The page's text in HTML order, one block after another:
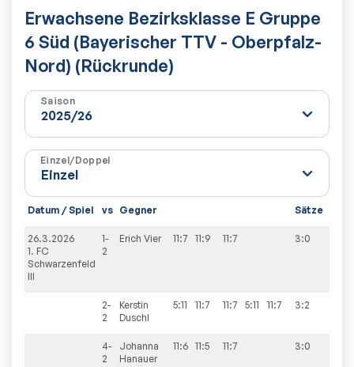
Erwachsene Bezirksklasse E Gruppe
6 Süd (Bayerischer TTV - Oberpfalz-
Nord) (Rückrunde)
Saison
Einzel/Doppel
Datum / Spiel vs Gegner Sätze
26.3.2026
1. FC
Schwarzenfeld
III
1-
2
Erich Vier 11:7 11:9 11:7 3:0
2-
2
Kerstin
Duschl
5:11 11:7 11:7 5:11 11:7 3:2
4-
2
Johanna
Hanauer
11:6 11:5 11:7 3:0